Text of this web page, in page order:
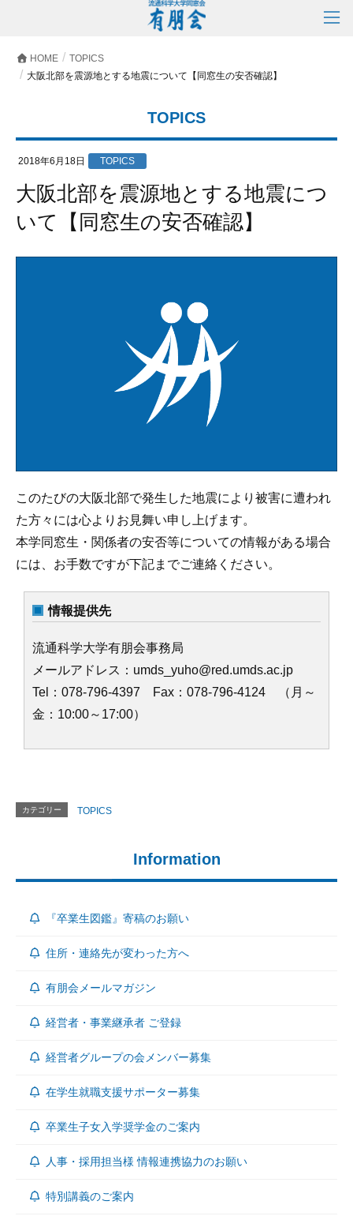
HOME
TOPICS
大阪北部を震源地とする地震について【同窓生の安否確認】
TOPICS
2018年6月18日 TOPICS
大阪北部を震源地とする地震につ
いて【同窓生の安否確認】
このたびの大阪北部で発生した地震により被害に遭われ
た方々には心よりお見舞い申し上げます。
本学同窓生・関係者の安否等についての情報がある場合
には、お手数ですが下記までご連絡ください。
情報提供先
流通科学大学有朋会事務局
メールアドレス：umds_yuho@red.umds.ac.jp
Tel：078-796-4397 Fax：078-796-4124 （月～
金：10:00～17:00）
カテゴリー TOPICS
Information
『卒業生図鑑』寄稿のお願い
住所・連絡先が変わった方へ
有朋会メールマガジン
経営者・事業継承者 ご登録
経営者グループの会メンバー募集
在学生就職支援サポーター募集
卒業生子女入学奨学金のご案内
人事・採用担当様 情報連携協力のお願い
特別講義のご案内